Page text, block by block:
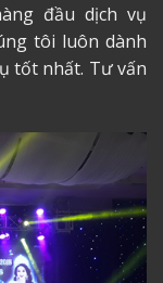
đầu dịch vụ
tôi luôn dành
tốt nhất. Tư vấn